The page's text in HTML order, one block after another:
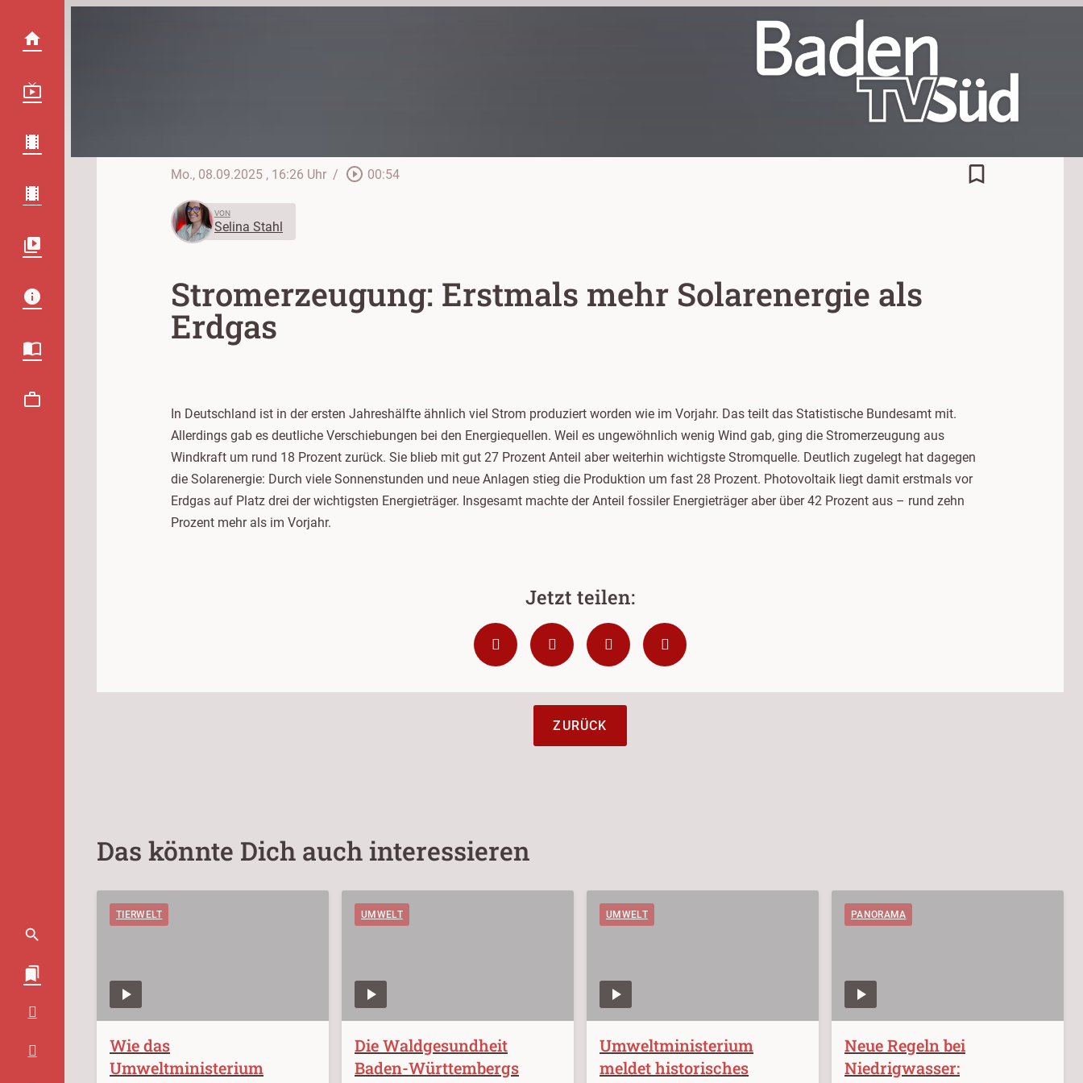
Mo., 08.09.2025 , 16:26 Uhr / play_circle_outline 00:54 bookmark_border
VON
Selina Stahl
Stromerzeugung: Erstmals mehr Solarenergie als
Erdgas
In Deutschland ist in der ersten Jahreshälfte ähnlich viel Strom produziert worden wie im Vorjahr. Das teilt das Statistische Bundesamt mit.
Allerdings gab es deutliche Verschiebungen bei den Energiequellen. Weil es ungewöhnlich wenig Wind gab, ging die Stromerzeugung aus
Windkraft um rund 18 Prozent zurück. Sie blieb mit gut 27 Prozent Anteil aber weiterhin wichtigste Stromquelle. Deutlich zugelegt hat dagegen
die Solarenergie: Durch viele Sonnenstunden und neue Anlagen stieg die Produktion um fast 28 Prozent. Photovoltaik liegt damit erstmals vor
Erdgas auf Platz drei der wichtigsten Energieträger. Insgesamt machte der Anteil fossiler Energieträger aber über 42 Prozent aus – rund zehn
Prozent mehr als im Vorjahr.
ZURÜCK
Das könnte Dich auch interessieren
TIERWELT
Wie das
Umweltministerium
UMWELT
Die Waldgesundheit
Baden-Württembergs
UMWELT
Umweltministerium
meldet historisches
PANORAMA
Neue Regeln bei
Niedrigwasser: